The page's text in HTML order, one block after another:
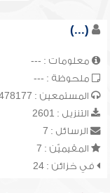
(...)
معلومات : ---
ملحوظة : ---
المستمعين : 2478177
التنزيل : 2601
الرسائل : 7
المقيميّن : 7
في خزائن : 24